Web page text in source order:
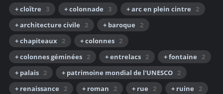
+ cloître
3 + colonnade 3 + arc en plein cintre
2
+ architecture civile
2 + baroque
2
+ chapiteaux 2 + colonnes 2
+ colonnes géminées 2 + entrelacs 2 + fontaine
2
+ palais 2 + patrimoine mondial de l'UNESCO 2
+ renaissance
2 + roman 2 + rue 2 + ruine
2